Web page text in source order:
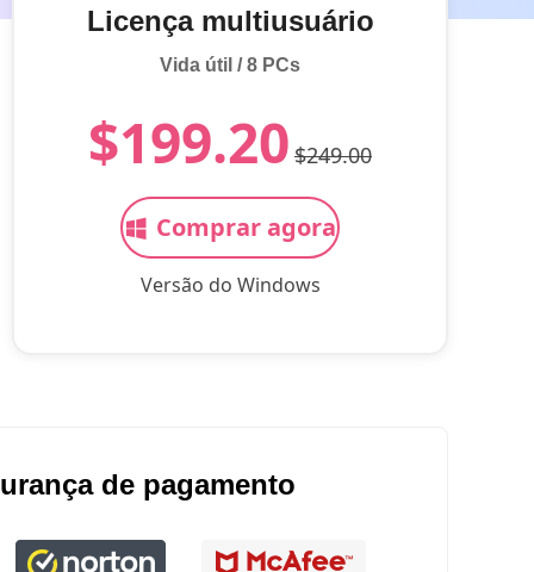
Licença multiusuário
Vida útil / 8 PCs
$199.20 $249.00
Comprar agora
Versão do Windows
de pagamento